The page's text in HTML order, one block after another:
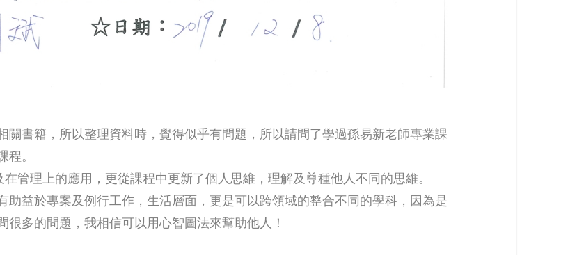
關書籍，所以整理資料時，覺得似乎有問題，所以請問了學過孫易新老師專業課
。
管理上的應用，更從課程中更新了個人思維，理解及尊種他人不同的思維。
助益於專案及例行工作，生活層面，更是可以跨領域的整合不同的學科，因為是
多的問題，我相信可以用心智圖法來幫助他人！